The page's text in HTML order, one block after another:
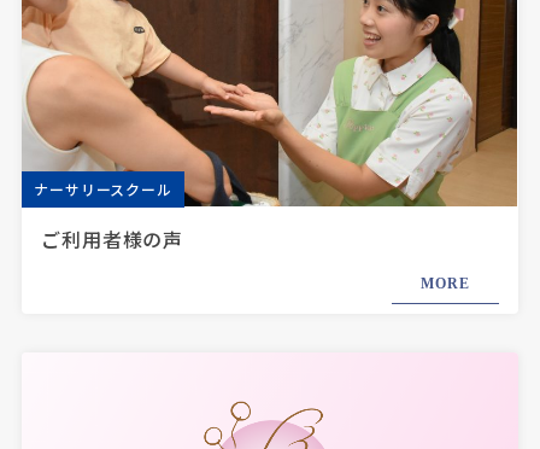
ナーサリースクール
ご利用者様の声
MORE